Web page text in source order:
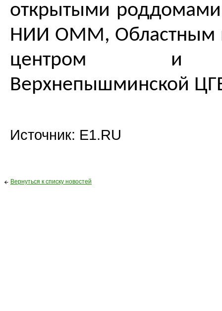
открытыми роддомами
НИИ ОММ, Областным
центром и
Верхнепышминской
Источник: Е1.RU
Вернуться к списку новостей